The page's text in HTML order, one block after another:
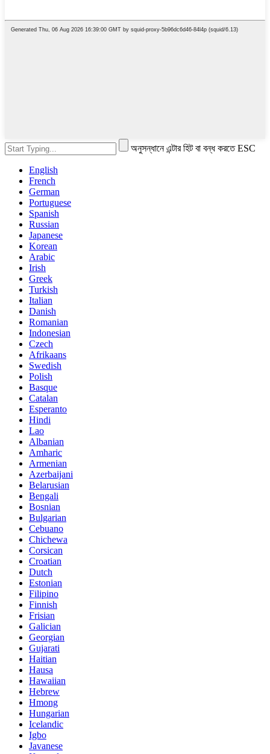
অনুসন্ধানে এন্টার হিট বা বন্ধ করতে ESC
English
French
German
Portuguese
Spanish
Russian
Japanese
Korean
Arabic
Irish
Greek
Turkish
Italian
Danish
Romanian
Indonesian
Czech
Afrikaans
Swedish
Polish
Basque
Catalan
Esperanto
Hindi
Lao
Albanian
Amharic
Armenian
Azerbaijani
Belarusian
Bengali
Bosnian
Bulgarian
Cebuano
Chichewa
Corsican
Croatian
Dutch
Estonian
Filipino
Finnish
Frisian
Galician
Georgian
Gujarati
Haitian
Hausa
Hawaiian
Hebrew
Hmong
Hungarian
Icelandic
Igbo
Javanese